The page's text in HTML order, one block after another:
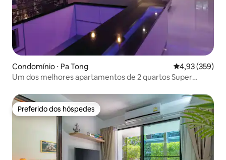
Condomínio ⋅ Pa Tong 4,93 de uma
4,93 (359)
Um dos melhores apartamentos de 2 quartos Super
Preferido dos hóspedes
Preferido dos hóspedes